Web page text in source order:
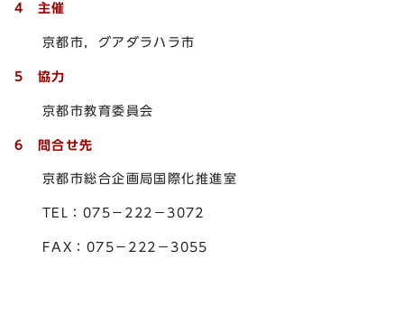
4 主催
京都市，グアダラハラ市
5 協力
京都市教育委員会
6 問合せ先
京都市総合企画局国際化推進室
TEL：075－222－3072
FAX：075－222－3055